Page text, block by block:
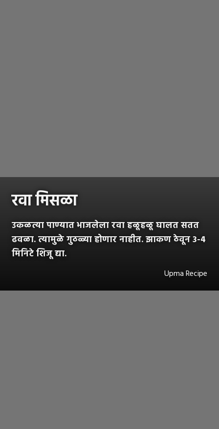
रवा मिसळा
उकळत्या पाण्यात भाजलेला रवा हळूहळू घालत सतत
ढवळा. त्यामुळे गुठळ्या होणार नाहीत. झाकण ठेवून 3-4
मिनिटे शिजू द्या.
Upma Recipe